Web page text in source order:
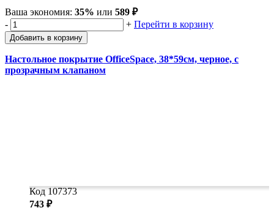
Ваша экономия: 35% или 589 ₽
-
+ Перейти в корзину
Добавить в корзину
Настольное покрытие OfficeSpace, 38*59см, черное, с
прозрачным клапаном
Код 107373
743 ₽